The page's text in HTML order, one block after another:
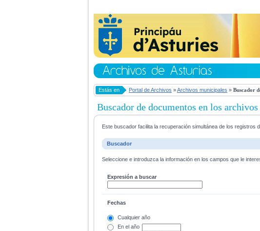
Estás en Portal de Archivos »Archivos municipales » Buscador
Buscador de documentos en los
Este buscador facilita la recuperación simultánea de los
Buscador
Seleccione e introduzca la información en los campos que le
Expresión a buscar
Fechas
Cualquier año
En el año